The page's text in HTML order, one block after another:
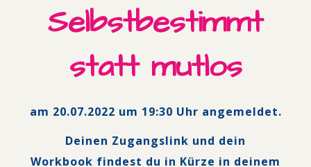
Selbstbestimmt
statt mutlos
am 20.07.2022 um 19:30 Uhr angemeldet.
Deinen Zugangslink und dein
Workbook findest du in Kürze in deinem